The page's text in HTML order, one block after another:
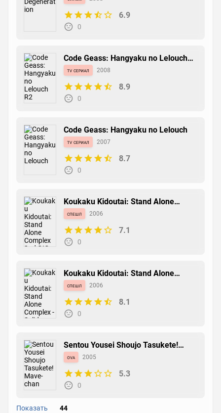
6.9
0
Code Geass: Hangyaku no Lelouch
R2
tv сериал 2008
8.9
0
Code Geass: Hangyaku no Lelouch
tv сериал 2007
8.7
0
Koukaku Kidoutai: Stand Alone
Complex 2nd GIG - Tachikoma na
Hibi
спешл 2006
7.1
0
Koukaku Kidoutai: Stand Alone
Complex - Solid State Society
спешл 2006
8.1
0
Sentou Yousei Shoujo Tasukete!
Mave-chan
ova 2005
5.3
0
Показать 44